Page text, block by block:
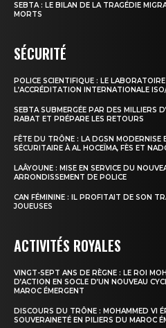
S'ABONNER
SEBTA : LE BILAN DE LA TRAGÉDIE
MORTS
SÉCURITÉ
POLICE SCIENTIFIQUE : LE
L’ACCRÉDITATION INTERNATIONALE
SEBTA SUBMERGÉE PAR DES MILLIERS
RABAT ET PRÉPARE LES RETOURS
FÊTE DU TRÔNE : LA DGSN MODERNISE
SÉCURITAIRE À AL HOCEÏMA, FÈS ET
LAÂYOUNE : MISE EN SERVICE DU
ARRONDISSEMENT DE POLICE
CAN FÉMININE : IL PROFITAIT DE SON
JOUEUSES
ACTIVITÉS ROYALES
VINGT-SEPT ANS DE RÈGNE : LE ROI
D’ACTION EN SOCLE D’UN NOUVEAU
MAROC ÉMERGENT
DISCOURS DU TRÔNE : MOHAMMED VI
SOUVERAINETÉ EN PILIERS DU MAROC